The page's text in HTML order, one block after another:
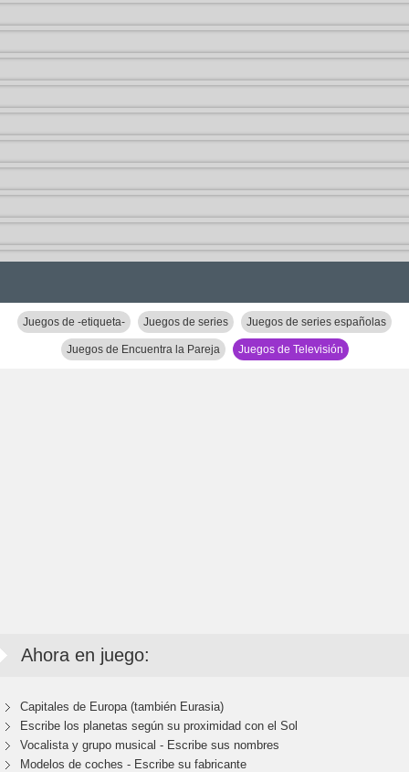
Juegos de -etiqueta- Juegos de series Juegos de series españolas
Juegos de Encuentra la Pareja Juegos de Televisión
Ahora en juego:
Capitales de Europa (también Eurasia)
Escribe los planetas según su proximidad con el Sol
Vocalista y grupo musical - Escribe sus nombres
Modelos de coches - Escribe su fabricante